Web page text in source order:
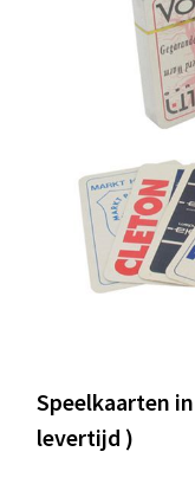
Speelkaarten
levertijd )